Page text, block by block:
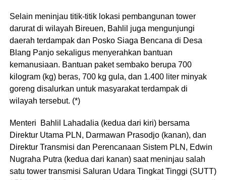
Selain meninjau titik-titik lokasi pembangunan tower
darurat di wilayah Bireuen, Bahlil juga mengunjungi
daerah terdampak dan Posko Siaga Bencana di Desa
Blang Panjo sekaligus menyerahkan bantuan
kemanusiaan. Bantuan paket sembako berupa 700
kilogram (kg) beras, 700 kg gula, dan 1.400 liter minyak
goreng disalurkan untuk masyarakat terdampak di
wilayah tersebut. (*)
Menteri Bahlil Lahadalia (kedua dari kiri) bersama
Direktur Utama PLN, Darmawan Prasodjo (kanan), dan
Direktur Transmisi dan Perencanaan Sistem PLN, Edwin
Nugraha Putra (kedua dari kanan) saat meninjau salah
satu tower transmisi Saluran Udara Tingkat Tinggi (SUTT)